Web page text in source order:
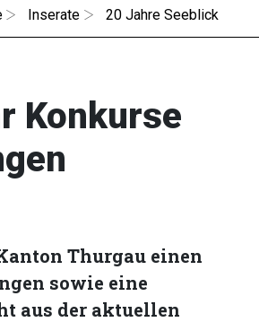
Inserate 20 Jahre Seeblick
Konkurse
Thurgau einen
sowie eine
aus der aktuellen